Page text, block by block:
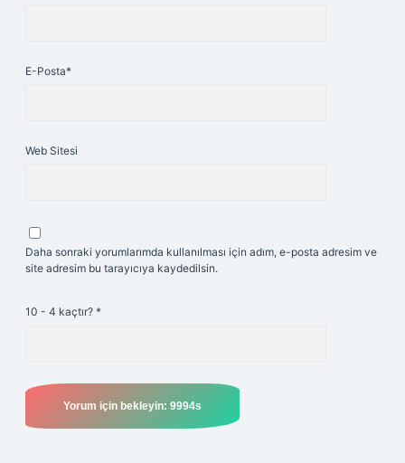
E-Posta*
Web Sitesi
Daha sonraki yorumlarımda kullanılması için adım, e-posta adresim ve
site adresim bu tarayıcıya kaydedilsin.
10 - 4 kaçtır? *